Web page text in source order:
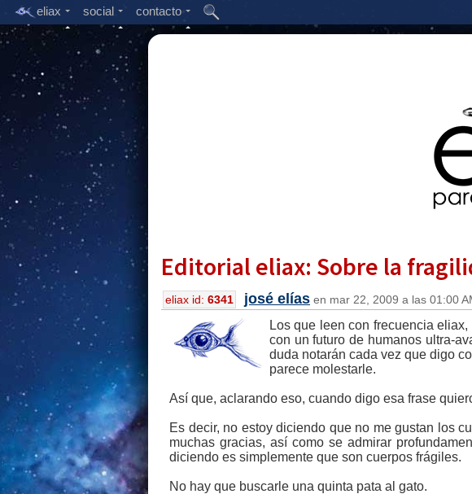
eliax social contacto
Editorial eliax: Sobre la
eliax id: 6341 josé elías en mar 22, 2009 a las 01:00
Los que leen con frecuencia
con un futuro de humanos ultra-
duda notarán cada vez que digo
parece molestarle.
Así que, aclarando eso, cuando digo esa frase
Es decir, no estoy diciendo que no me gustan los
muchas gracias, así como se admirar
diciendo es simplemente que son cuerpos frágiles.
No hay que buscarle una quinta pata al gato.